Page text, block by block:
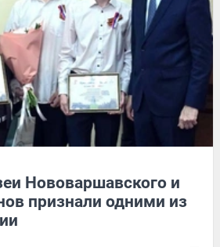
Нововаршавского и
признали одними из